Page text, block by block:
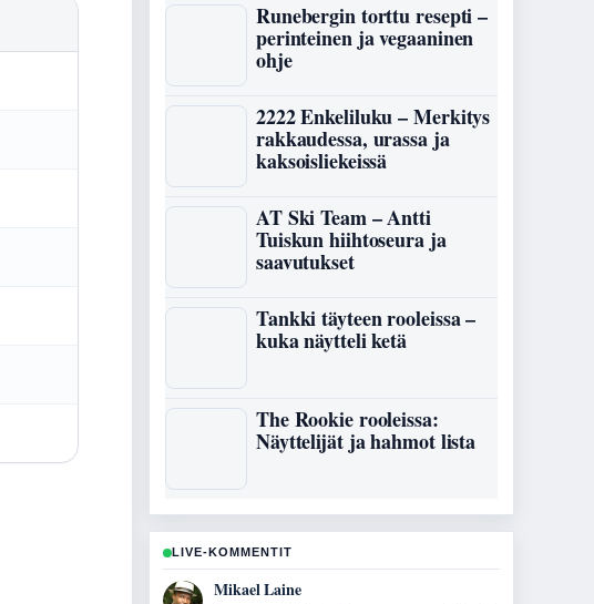
Runebergin torttu resepti –
perinteinen ja vegaaninen
ohje
2222 Enkeliluku – Merkitys
rakkaudessa, urassa ja
kaksoisliekeissä
AT Ski Team – Antti
Tuiskun hiihtoseura ja
saavutukset
Tankki täyteen rooleissa –
kuka näytteli ketä
The Rookie rooleissa:
Näyttelijät ja hahmot lista
LIVE-KOMMENTIT
Ella Makinen